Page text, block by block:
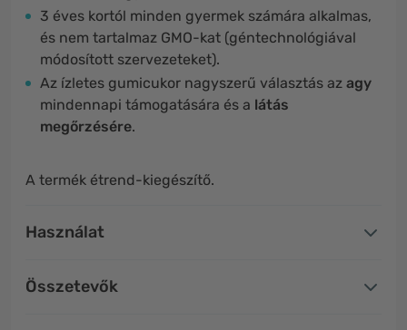
3 éves kortól minden gyermek számára alkalmas,
és nem tartalmaz GMO-kat (géntechnológiával
módosított szervezeteket).
Az ízletes gumicukor nagyszerű választás az agy
mindennapi támogatására és a látás
megőrzésére.
A termék étrend-kiegészítő.
Használat
Összetevők